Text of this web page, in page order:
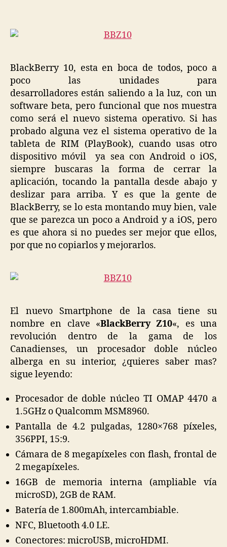
BlackBerry 10, esta en boca de todos, poco a
poco las unidades para
desarrolladores están saliendo a la luz, con un
software beta, pero funcional que nos muestra
como será el nuevo sistema operativo. Si has
probado alguna vez el sistema operativo de la
tableta de RIM (PlayBook), cuando usas otro
dispositivo móvil ya sea con Android o iOS,
siempre buscaras la forma de cerrar la
aplicación, tocando la pantalla desde abajo y
deslizar para arriba. Y es que la gente de
BlackBerry, se lo esta montando muy bien, vale
que se parezca un poco a Android y a iOS, pero
es que ahora si no puedes ser mejor que ellos,
por que no copiarlos y mejorarlos.
El nuevo Smartphone de la casa tiene su
nombre en clave «BlackBerry Z10«, es una
revolución dentro de la gama de los
Canadienses, un procesador doble núcleo
alberga en su interior, ¿quieres saber mas?
sigue leyendo:
Procesador de doble núcleo TI OMAP 4470 a
1.5GHz o Qualcomm MSM8960.
Pantalla de 4.2 pulgadas, 1280×768 píxeles,
356PPI, 15:9.
Cámara de 8 megapíxeles con flash, frontal de
2 megapíxeles.
16GB de memoria interna (ampliable vía
microSD), 2GB de RAM.
Batería de 1.800mAh, intercambiable.
NFC, Bluetooth 4.0 LE.
Conectores: microUSB, microHDMI.